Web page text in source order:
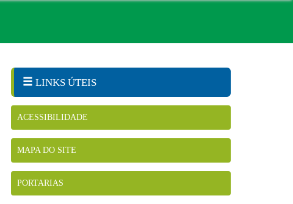
LINKS ÚTEIS
ACESSIBILIDADE
MAPA DO SITE
PORTARIAS